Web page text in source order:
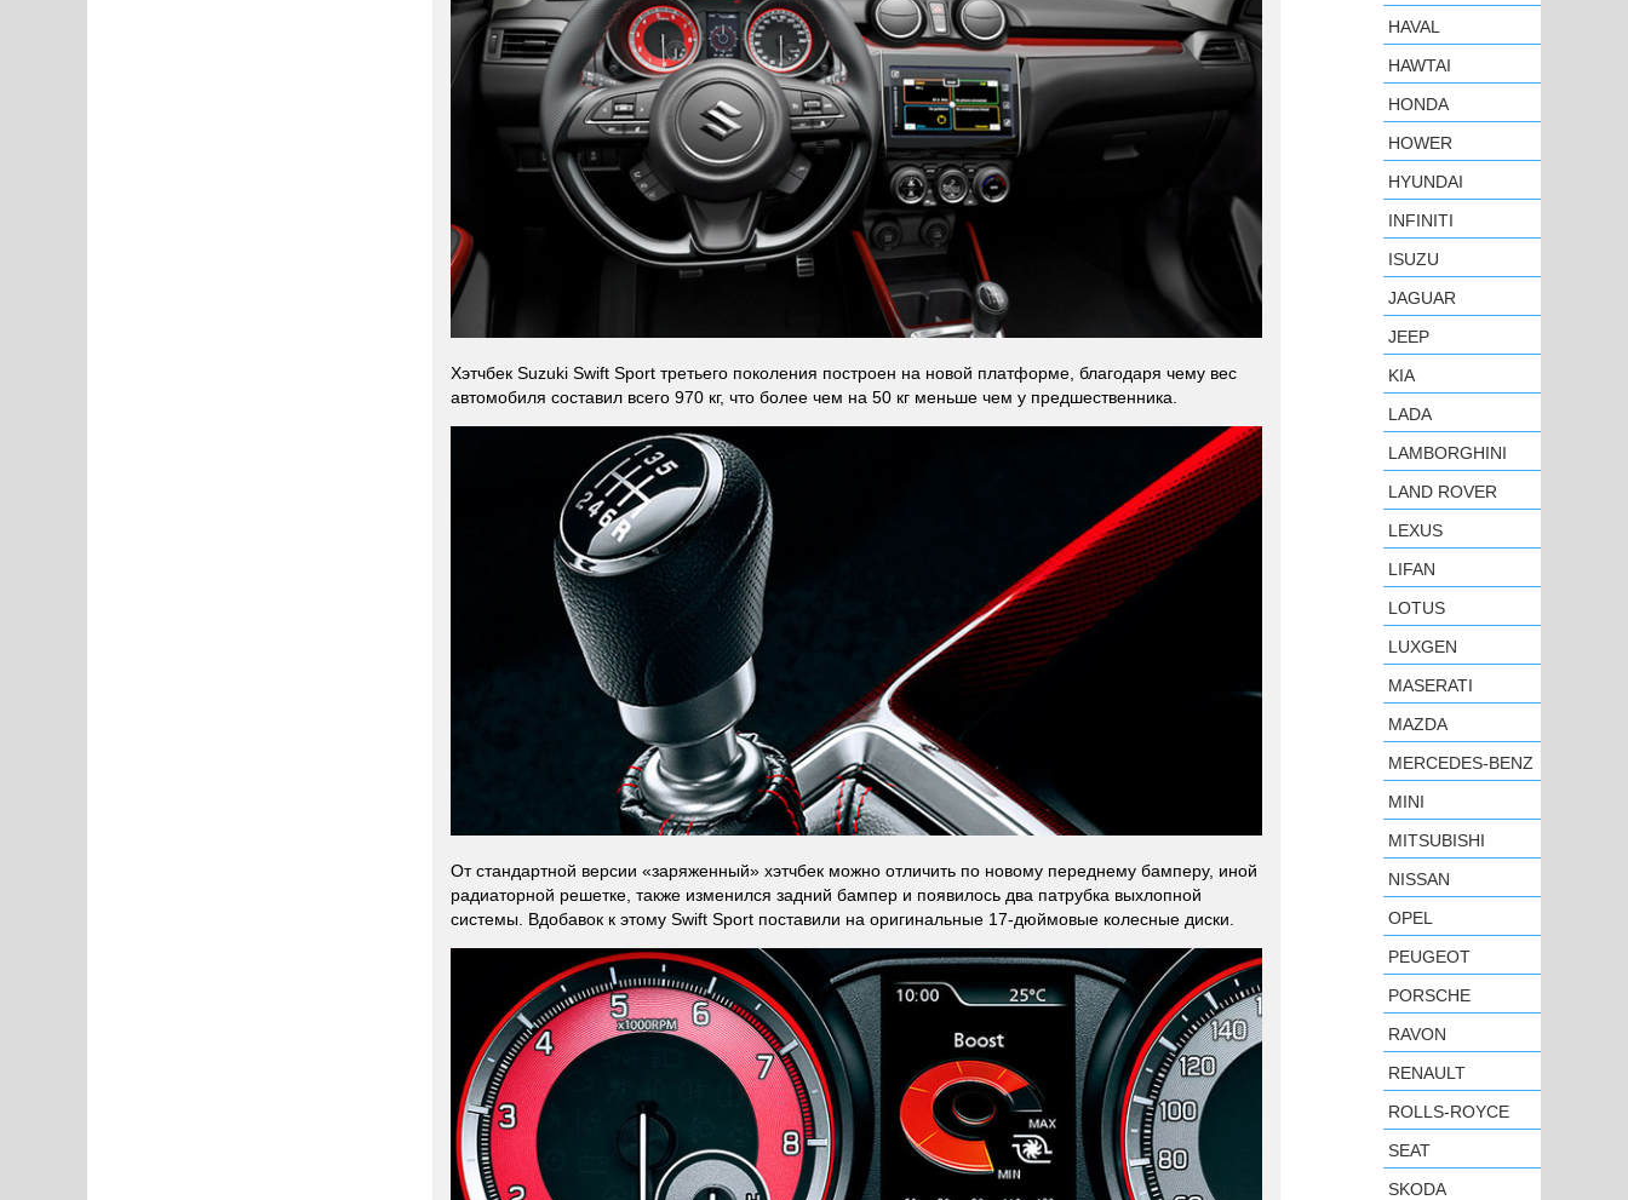
Хэтчбек Suzuki Swift Sport третьего поколения построен на новой платформе, благодаря чему вес
автомобиля составил всего 970 кг, что более чем на 50 кг меньше чем у предшественника.
От стандартной версии «заряженный» хэтчбек можно отличить по новому переднему бамперу, иной
радиаторной решетке, также изменился задний бампер и появилось два патрубка выхлопной
системы. Вдобавок к этому Swift Sport поставили на оригинальные 17-дюймовые колесные диски.
HAVAL
HAWTAI
HONDA
HOWER
HYUNDAI
INFINITI
ISUZU
JAGUAR
JEEP
KIA
LADA
LAMBORGHINI
LAND ROVER
LEXUS
LIFAN
LOTUS
LUXGEN
MASERATI
MAZDA
MERCEDES-BENZ
MINI
MITSUBISHI
NISSAN
OPEL
PEUGEOT
PORSCHE
RAVON
RENAULT
ROLLS-ROYCE
SEAT
SKODA